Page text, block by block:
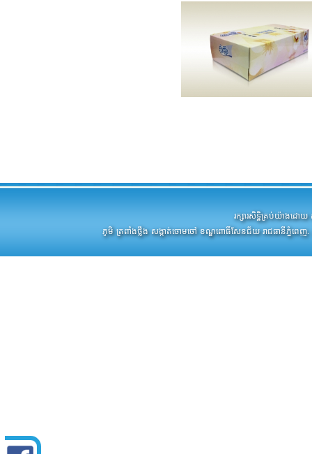
រក្សារសិទ្ឋិគ្រប់យ៉ាង
ភូមិ ត្រពាំងថ្លឹង សង្កាត់ចោមចៅ ខណ្ឌពោធិ៍សែនជ័យ រាជធានីភ្